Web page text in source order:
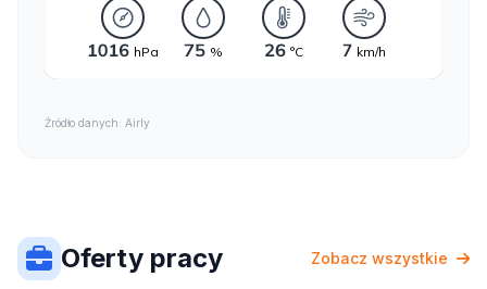
Źródło danych: Airly
Oferty pracy Zobacz wszystkie